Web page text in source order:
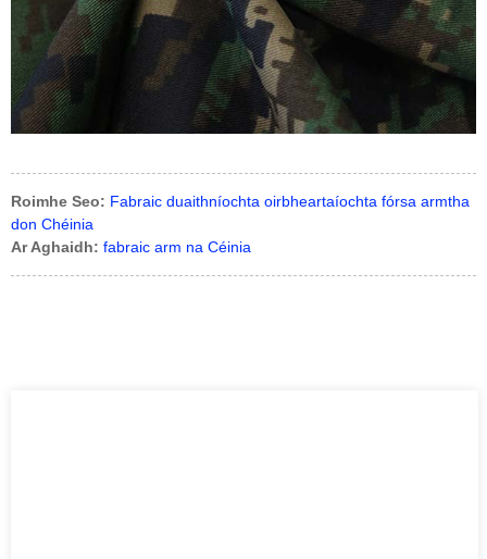
Roimhe Seo: Fabraic duaithníochta oirbheartaíochta fórsa armtha
don Chéinia
Ar Aghaidh: fabraic arm na Céinia